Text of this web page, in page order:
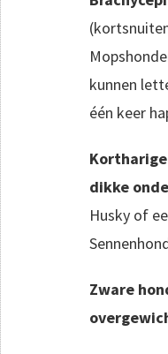
kunnen
één keer
dikke
Husky of
Zware